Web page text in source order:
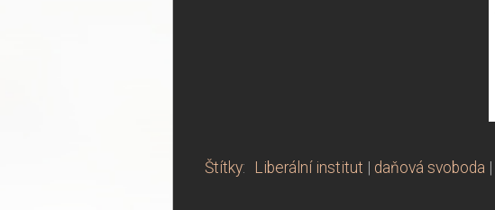
Štítky: Liberální institut daňová svoboda